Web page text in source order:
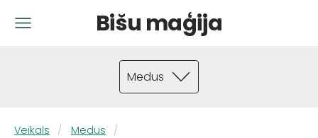
Bišu maģija
Medus
Veikals
Medus